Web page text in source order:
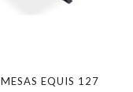
MESAS EQUIS 127